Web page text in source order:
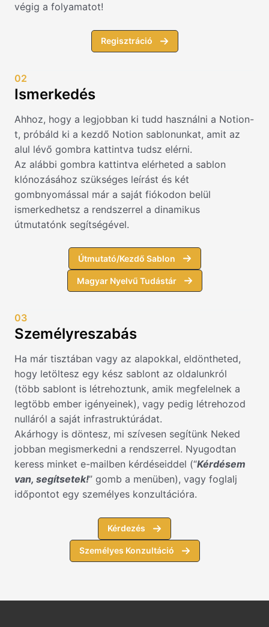
végig a folyamatot!
Regisztráció
02
Ismerkedés
Ahhoz, hogy a legjobban ki tudd használni a Notion-
t, próbáld ki a kezdő Notion sablonunkat, amit az
alul lévő gombra kattintva tudsz elérni.
Az alábbi gombra kattintva elérheted a sablon
klónozásához szükséges leírást és két
gombnyomással már a saját fiókodon belül
ismerkedhetsz a rendszerrel a dinamikus
útmutatónk segítségével.
Útmutató/Kezdő Sablon
Magyar Nyelvű Tudástár
03
Személyreszabás
Ha már tisztában vagy az alapokkal, eldöntheted,
hogy letöltesz egy kész sablont az oldalunkról
(több sablont is létrehoztunk, amik megfelelnek a
legtöbb ember igényeinek), vagy pedig létrehozod
nulláról a saját infrastruktúrádat.
Akárhogy is döntesz, mi szívesen segítünk Neked
jobban megismerkedni a rendszerrel. Nyugodtan
keress minket e-mailben kérdéseiddel (“Kérdésem
van, segítsetek!” gomb a menüben), vagy foglalj
időpontot egy személyes konzultációra.
Kérdezés
Személyes Konzultáció